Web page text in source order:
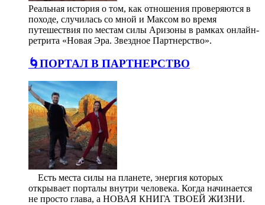
Реальная история о том, как отношения проверяются в
походе, случилась со мной и Максом во время
путешествия по местам силы Аризоны в рамках онлайн-
ретрита «Новая Эра. Звездное Партнерство».
🌀ПОРТАЛ В ПАРТНЕРСТВО
⠀ Есть места силы на планете, энергия которых
открывает порталы внутри человека. Когда начинается
не просто глава, а НОВАЯ КНИГА ТВОЕЙ ЖИЗНИ.